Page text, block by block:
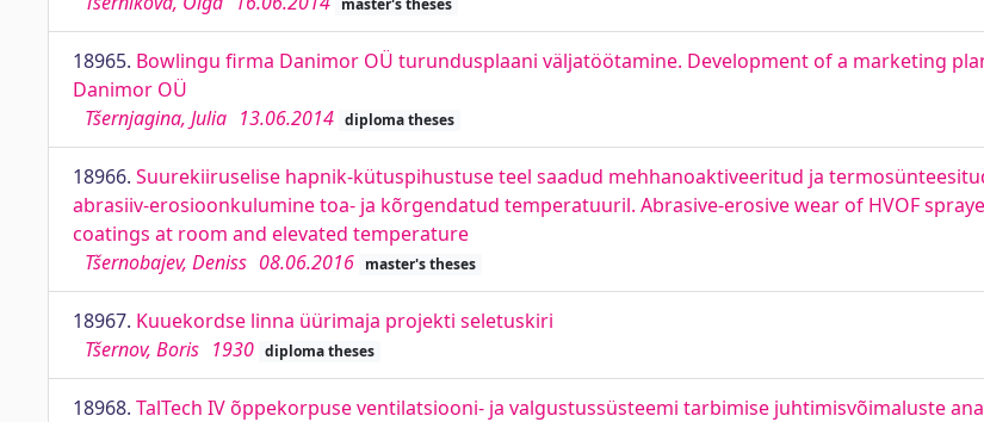
master's theses
18965. Bowlingu firma Danimor OÜ turundusplaani väljatöötamine. Development of a marketing
Danimor OÜ
Tšernjagina, Julia 13.06.2014 diploma theses
18966. Suurekiiruselise hapnik-kütuspihustuse teel saadud mehhanoaktiveeritud ja
abrasiiv-erosioonkulumine toa- ja kõrgendatud temperatuuril. Abrasive-erosive wear of HVOF
coatings at room and elevated temperature
Tšernobajev, Deniss 08.06.2016 master's theses
18967. Kuuekordse linna üürimaja projekti seletuskiri
Tšernov, Boris 1930 diploma theses
18968. TalTech IV õppekorpuse ventilatsiooni- ja valgustussüsteemi tarbimise juhtimisvõimaluste